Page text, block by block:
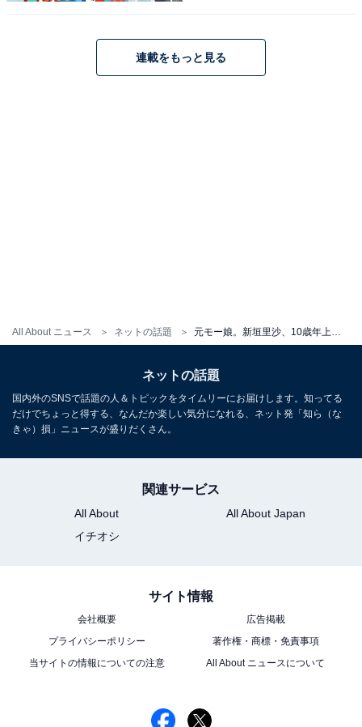
All About ニュース ネットの話題 元モー娘。新垣里沙、10歳年上爽やか夫とのツーショット公開！ 「とても素敵なご夫婦」「めっちゃ最高の笑顔」
連載をもっと見る
ネットの話題
国内外のSNSで話題の人＆トピックをタイムリーにお届けします。知ってる
だけでちょっと得する、なんだか楽しい気分になれる、ネット発「知ら（な
きゃ）損」ニュースが盛りだくさん。
関連サービス
All About
All About Japan
イチオシ
サイト情報
会社概要
広告掲載
プライバシーポリシー
著作権・商標・免責事項
当サイトの情報についての注意
All About ニュースについて